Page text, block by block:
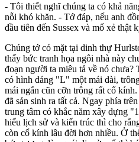
- Tôi thiết nghĩ chúng ta có khả
nỗi khó khăn. - Tớ đáp, nếu anh
đầu tiên đến Sussex và mổ xẻ thật
Chúng tớ có mặt tại dinh thự
thấy bức tranh họa ngôi nhà này
đoạn người ta miêu tả về nó
có hình dáng "L" một mái dài,
mái ngắn cũn cỡn trông rất cổ
đã sản sinh ra tất cả. Ngay phía
trung tâm có khắc năm xây dựng
hiểu lịch sử và kiến trúc thì cho
còn cổ kính lâu đời hơn nhiều. Ở